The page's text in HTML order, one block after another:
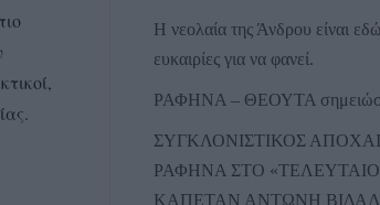
Η νεολαία της Άνδρου είναι
ευκαιρίες για να φανεί.
ΡΑΦΗΝΑ – ΘΕΟΥΤΑ
ΣΥΓΚΛΟΝΙΣΤΙΚΟΣ
ΡΑΦΗΝΑ ΣΤΟ
ΚΑΠΕΤΑΝ ΑΝΤΩΝΗ